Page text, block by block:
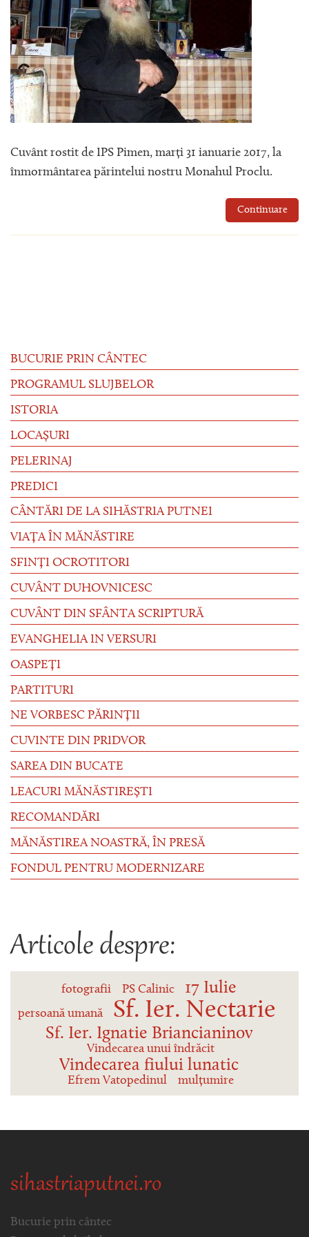
Cuvânt rostit de IPS Pimen, marți 31 ianuarie 2017, la
înmormântarea părintelui nostru Monahul Proclu.
Continuare
BUCURIE PRIN CÂNTEC
PROGRAMUL SLUJBELOR
ISTORIA
LOCAȘURI
PELERINAJ
PREDICI
CÂNTĂRI DE LA SIHĂSTRIA PUTNEI
VIAȚA ÎN MĂNĂSTIRE
SFINȚI OCROTITORI
CUVÂNT DUHOVNICESC
CUVÂNT DIN SFÂNTA SCRIPTURĂ
EVANGHELIA IN VERSURI
OASPEȚI
PARTITURI
NE VORBESC PĂRINȚII
CUVINTE DIN PRIDVOR
SAREA DIN BUCATE
LEACURI MĂNĂSTIREȘTI
RECOMANDĂRI
MĂNĂSTIREA NOASTRĂ, ÎN PRESĂ
FONDUL PENTRU MODERNIZARE
Articole despre:
fotografii PS Calinic 17 Iulie
persoană umană Sf. Ier. Nectarie
Sf. Ier. Ignatie Briancianinov
Vindecarea unui îndrăcit
Vindecarea fiului lunatic
Efrem Vatopedinul mulțumire
sihastriaputnei.ro
Bucurie prin cântec